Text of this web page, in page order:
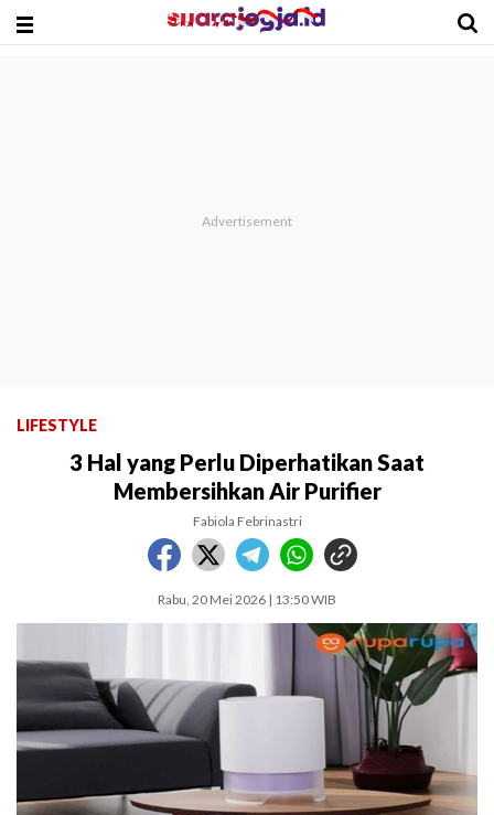
LIFESTYLE
3 Hal yang Perlu Diperhatikan Saat
Membersihkan Air Purifier
Fabiola Febrinastri
Rabu, 20 Mei 2026 | 13:50 WIB